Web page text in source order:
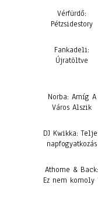
Vérfürdő:
Pétzsidestory
Fankadeli:
Újratöltve
Norba: Amíg A
Város Alszik
DJ Kwikka:
napfogyatkozás
Athome & Back:
Ez nem komoly